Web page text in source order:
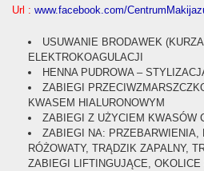
Url : www.facebook.com/
USUWANIE BRODAWEK
ELEKTROKOAGULACJI
HENNA PUDROWA –
ZABIEGI
KWASEM HIALURONOWYM
ZABIEGI Z UŻYCIEM KWASÓW
ZABIEGI NA: PRZEBARWIENIA,
RÓŻOWATY, TRĄDZIK ZAPALNY,
ZABIEGI LIFTINGUJĄCE, OKOLICE